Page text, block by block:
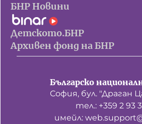
БНР Новини
Детското.БНР
Архивен фонд на БНР
Българско
София, бул. "Драган
тел.: +359 2 93
имейл: